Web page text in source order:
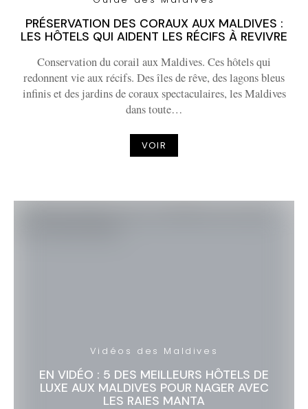
PRÉSERVATION DES CORAUX AUX MALDIVES :
LES HÔTELS QUI AIDENT LES RÉCIFS À REVIVRE
Conservation du corail aux Maldives. Ces hôtels qui
redonnent vie aux récifs. Des îles de rêve, des lagons bleus
infinis et des jardins de coraux spectaculaires, les Maldives
dans toute…
VOIR
Vidéos des Maldives
EN VIDÉO : 5 DES MEILLEURS HÔTELS DE
LUXE AUX MALDIVES POUR NAGER AVEC
LES RAIES MANTA